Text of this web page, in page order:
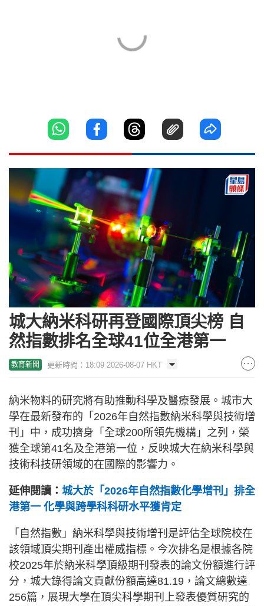
城大納米科研再登國際頂尖榜 自
然指數排名全球41位全港第一
教育新聞 更新時間：18:09 2026-08-07 HKT
納米物料的研究將有助推動科學及醫療發展。城市大
學在最新發布的「2026年自然指數納米科學與技術增
刊」中，成功擠身「全球200所領先機構」之列，榮
獲全球第41名及全港第一位，反映城大在納米科學與
技術科技研領域的在國際的影響力。
延伸閱讀： 城大於「2026年自然指數化學增刊」排全
港第一 化學與跨學科科研水平獲肯定
「自然指數」納米科學與技術增刊是評估全球院校在
該領域頂尖期刊產出權威指標。今次排名是根據各院
校2025年於納米科學頂級期刊發表的論文份額進行評
分，城大錄得論文貢獻份額高達81.19，論文總數達
256篇，展現大學在頂尖科學期刊上發表優質研究的